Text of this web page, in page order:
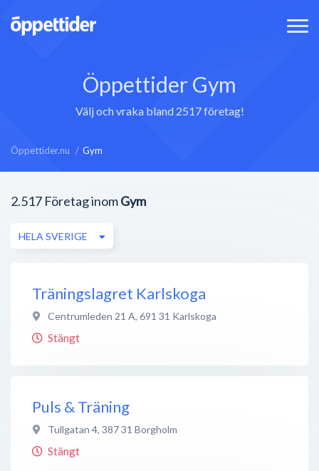
Öppettider Gym
Välj och vraka bland 2517 företag!
Öppettider.nu Gym
2.517 Företag inomGym
HELA SVERIGE
Träningslagret Karlskoga
Centrumleden 21 A, 691 31 Karlskoga
Stängt
Puls & Träning
Tullgatan 4, 387 31 Borgholm
Stängt